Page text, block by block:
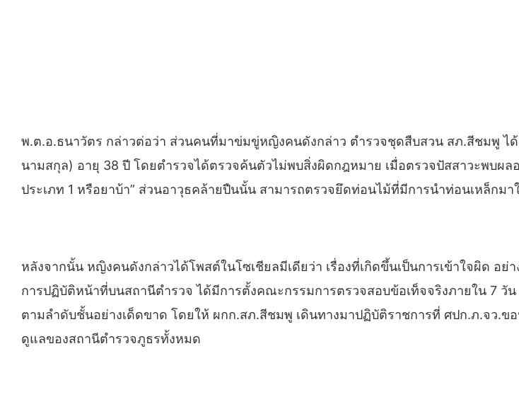
พ.ต.อ.ธนาวัตร กล่าวต่อว่า ส่วนคนที่มาข่มขู่หญิงคนดังกล่าว ตำรวจชุดสืบสวน สภ.สีชมพู
นามสกุล) อายุ 38 ปี โดยตำรวจได้ตรวจค้นตัวไม่พบสิ่งผิดกฎหมาย เมื่อตรวจปัสสาวะพบผ
ประเภท 1 หรือยาบ้า” ส่วนอาวุธคล้ายปืนนั้น สามารถตรวจยึดท่อนไม้ที่มีการนำท่อนเหล็กม
หลังจากนั้น หญิงคนดังกล่าวได้โพสต์ในโซเชียลมีเดียว่า เรื่องที่เกิดขึ้นเป็นการเข้าใจผิด
การปฏิบัติหน้าที่บนสถานีตำรวจ ได้มีการตั้งคณะกรรมการตรวจสอบข้อเท็จจริงภายใน 7
ตามลำดับชั้นอย่างเด็ดขาด โดยให้ ผกก.สภ.สีชมพู เดินทางมาปฏิบัติราชการที่ ศปก.ภ.จว.
ดูแลของสถานีตำรวจภูธรทั้งหมด